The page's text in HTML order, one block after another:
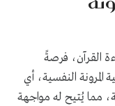
القرآن، فرصةً
النفسية، أي
مما يُتيح له مواجهة